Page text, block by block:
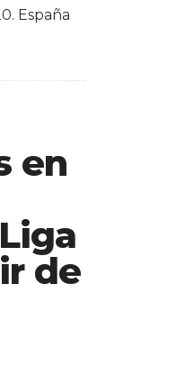
España
en
de